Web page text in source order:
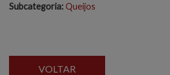
Subcategoria:Queijos
VOLTAR